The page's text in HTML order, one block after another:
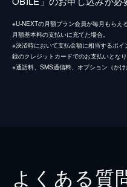
※U-NEXTの月額プラン会員が毎月もら
月額基本料の支払いに充てた場合。
※決済時において支払金額に相当するポ
録のクレジットカードでのお支払いとなり
※通話料、SMS通信料、オプション（か
よくある質